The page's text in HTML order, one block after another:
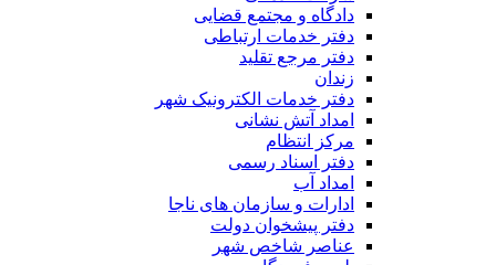
دادگاه و مجتمع قضایی
دفتر خدمات ارتباطی
دفتر مرجع تقلید
زندان
دفتر خدمات الکترونیک شهر
امداد آتش نشانی
مرکز انتظام
دفتر اسناد رسمی
امداد آب
ادارات و سازمان های ناجا
دفتر پیشخوان دولت
عناصر شاخص شهر